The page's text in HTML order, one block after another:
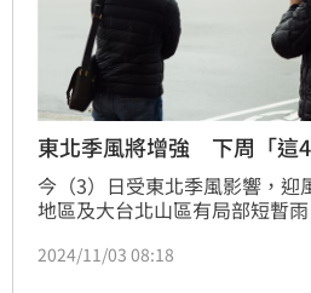
東北季風將增強 下周「這
今（3）日受東北季風影響，迎
地區及大台北山區有局部短暫
雨。對此，台灣大學大氣科學博
2024/11/03 08:18